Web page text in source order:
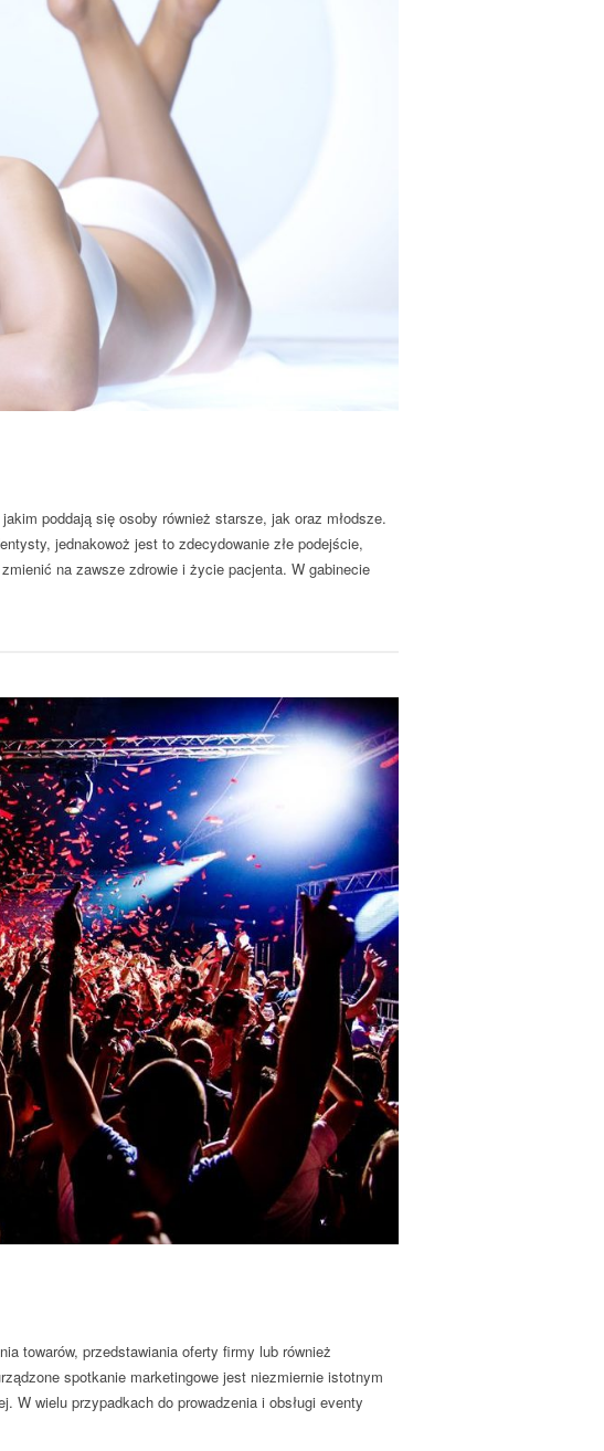
poddają się osoby również starsze, jak oraz młodsze.
jednakowoż jest to zdecydowanie złe podejście,
na zawsze zdrowie i życie pacjenta. W gabinecie
towarów, przedstawiania oferty firmy lub również
spotkanie marketingowe jest niezmiernie istotnym
W wielu przypadkach do prowadzenia i obsługi eventy